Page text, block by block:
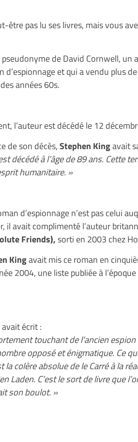
être pas lu ses livres, mais vous
pseudonyme de David Cornwell,
d’espionnage et qui a vendu plus
années 60s.
l’auteur est décédé le 12
de son décès,Stephen Kingavait
décédé à l’âge de 89 ans. Cette
humanitaire. »
d’espionnage n’est pas celui
il avait complimenté l’auteur
Friends),sorti en 2003 chez
Kingavait mis ce roman en
2004, une liste publiée à
écrit :
touchant de l’ancien
opposé et énigmatique. Ce
la colère absolue de le Carré à la
Laden. C’est le sort de livre que
son boulot. »